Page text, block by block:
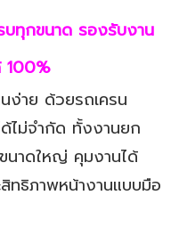
บทุกขนาด รองรับงาน
100%
ง่าย ด้วยรถเครน
ไม่จำกัด ทั้งงานยก
นาดใหญ่ คุมงานได้
ทธิภาพหน้างานแบบมือ